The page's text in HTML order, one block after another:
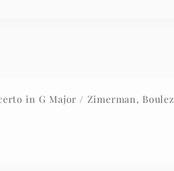
in G Major / Zimerman, Boulez